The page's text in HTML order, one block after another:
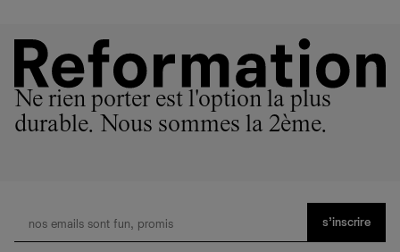
Ne rien porter est l'option la plus
durable. Nous sommes la 2ème.
s’inscrire